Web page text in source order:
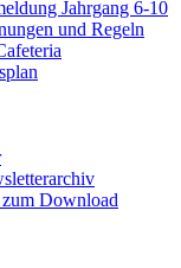
Jahrgang 6-10
und Regeln
Download